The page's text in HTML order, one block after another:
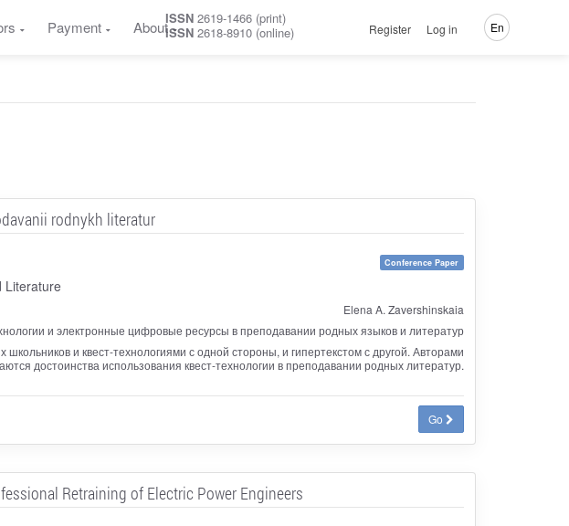
Payment AboutISSN 2619-1466 (print)
ISSN 2618-8910 (online) Register Log in En
rodnykh literatur
Conference Paper
Literature
Elena A. Zavershinskaia
и электронные цифровые ресурсы в преподавании родных языков и литератур
и квест-технологиями с одной стороны, и гипертекстом с другой. Авторами
достоинства использования квест-технологии в преподавании родных литератур.
Go
Retraining of Electric Power Engineers